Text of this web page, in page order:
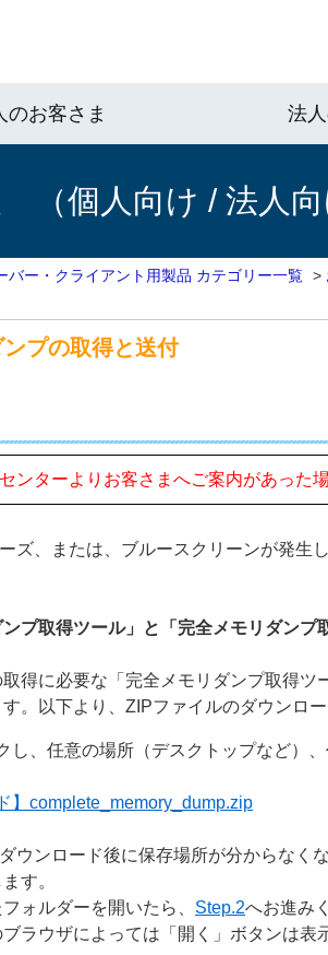
のお客さま 法
（個人向け / 法人向
バー・クライアント用製品 カテゴリー一覧 >
プの取得と送付
ンターよりお客さまへご案内があった
ズ、または、ブルースクリーンが発生
プ取得ツール」と「完全メモリダンプ
得に必要な「完全メモリダンプ取得
。以下より、ZIPファイルのダウンロ
し、任意の場所（デスクトップなど）
】complete_memory_dump.zip
ウンロード後に保存場所が分からなく
す。
ォルダーを開いたら、 Step.2へお進み
ブラウザによっては「開く」ボタンは表